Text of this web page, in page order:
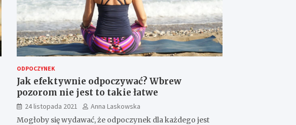
ODPOCZYNEK
Jak efektywnie odpoczywać? Wbrew
pozorom nie jest to takie łatwe
24 listopada 2021
Anna Laskowska
Mogłoby się wydawać, że odpoczynek dla każdego jest